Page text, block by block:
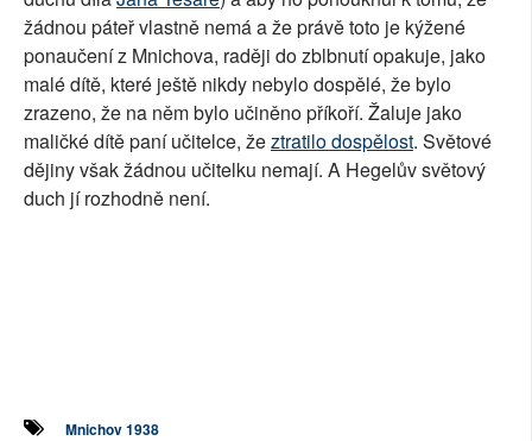
žádnou páteř vlastně nemá a že právě toto je kýžené
ponaučení z Mnichova, raději do zblbnutí opakuje, jako
malé dítě, které ještě nikdy nebylo dospělé, že bylo
zrazeno, že na něm bylo učiněno příkoří. Žaluje jako
maličké dítě paní učitelce, žeztratilo dospělost. Světové
dějiny však žádnou učitelku nemají. A Hegelův světový
duch jí rozhodně není.
Mnichov 1938